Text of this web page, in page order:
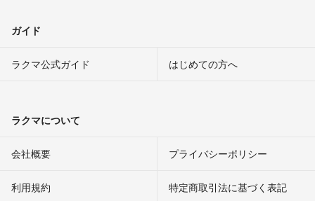
ガイド
ラクマ公式ガイド はじめての方へ
ラクマについて
会社概要 プライバシーポリシー
利用規約 特定商取引法に基づく表記